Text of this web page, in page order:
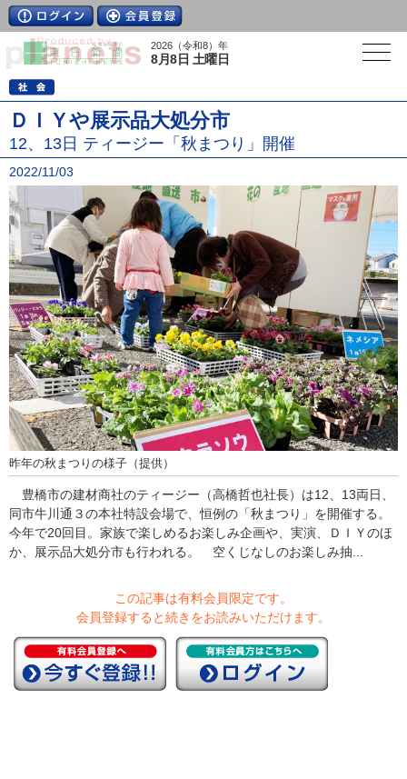
2026（令和8）年
8月8日 土曜日
ＤＩＹや展示品大処分市
12、13日 ティージー「秋まつり」開催
2022/11/03
昨年の秋まつりの様子（提供）
豊橋市の建材商社のティージー（高橋哲也社長）は12、13両日、
同市牛川通３の本社特設会場で、恒例の「秋まつり」を開催する。
今年で20回目。家族で楽しめるお楽しみ企画や、実演、ＤＩＹのほ
か、展示品大処分市も行われる。 空くじなしのお楽しみ抽...
この記事は有料会員限定です。
会員登録すると続きをお読みいただけます。